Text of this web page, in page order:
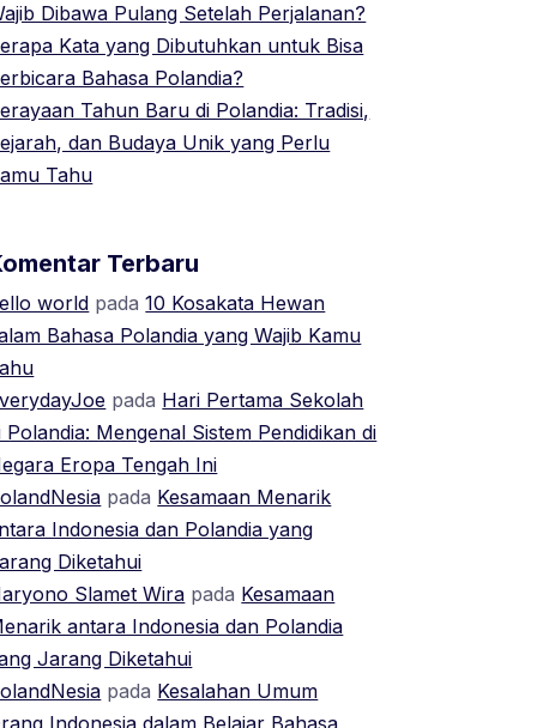
Dibawa Pulang Setelah Perjalanan?
Kata yang Dibutuhkan untuk Bisa
Bahasa Polandia?
Tahun Baru di Polandia: Tradisi,
dan Budaya Unik yang Perlu
Tahu
Terbaru
world pada10 Kosakata Hewan
Bahasa Polandia yang Wajib Kamu
pada Hari Pertama Sekolah
Polandia: Mengenal Sistem Pendidikan di
Eropa Tengah Ini
pada Kesamaan Menarik
Indonesia dan Polandia yang
Diketahui
Slamet Wira pada Kesamaan
antara Indonesia dan Polandia
Jarang Diketahui
pada Kesalahan Umum
Indonesia dalam Belajar Bahasa